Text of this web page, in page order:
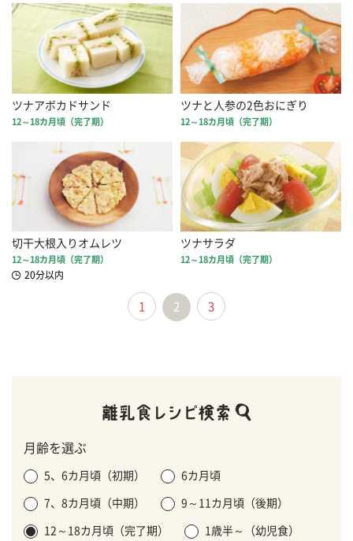
ツナアボカドサンド
12～18カ月頃（完了期）
ツナと人参の2色おにぎり
12～18カ月頃（完了期）
切干大根入りオムレツ
12～18カ月頃（完了期）
20分以内
ツナサラダ
12～18カ月頃（完了期）
1 2 3
月齢を選ぶ
5、6カ月頃（初期） 6カ月頃
7、8カ月頃（中期） 9～11カ月頃（後期）
12～18カ月頃（完了期） 1歳半～（幼児食）